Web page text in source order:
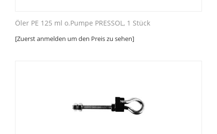
Öler PE 125 ml o.Pumpe PRESSOL, 1 Stück
[Zuerst anmelden um den Preis zu sehen]